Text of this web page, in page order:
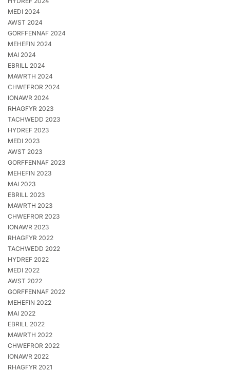
MEDI 2024
AWST 2024
GORFFENNAF 2024
MEHEFIN 2024
MAI 2024
EBRILL 2024
MAWRTH 2024
CHWEFROR 2024
IONAWR 2024
RHAGFYR 2023
TACHWEDD 2023
HYDREF 2023
MEDI 2023
AWST 2023
GORFFENNAF 2023
MEHEFIN 2023
MAI 2023
EBRILL 2023
MAWRTH 2023
CHWEFROR 2023
IONAWR 2023
RHAGFYR 2022
TACHWEDD 2022
HYDREF 2022
MEDI 2022
AWST 2022
GORFFENNAF 2022
MEHEFIN 2022
MAI 2022
EBRILL 2022
MAWRTH 2022
CHWEFROR 2022
IONAWR 2022
RHAGFYR 2021